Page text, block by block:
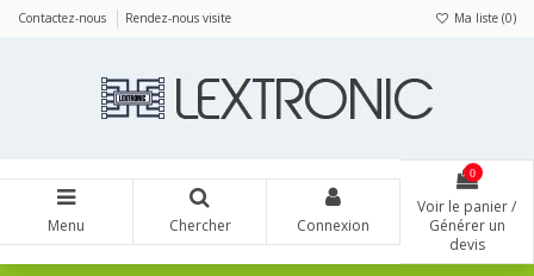
Contactez-nous Rendez-nous visite Ma liste (0)
Menu Chercher Connexion
0
Voir le panier /
Générer un
devis
Panneau de gestion des cookies